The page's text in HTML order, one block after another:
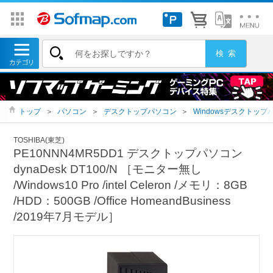
トップ ＞ パソコン ＞ デスクトップパソコン ＞ Windowsデスクトップ
TOSHIBA(東芝)
PE10NNN4MR5DD1 デスクトップパソコン
dynaDesk DT100/N ［モニター無し
/Windows10 Pro /intel Celeron /メモリ：8GB
/HDD：500GB /Office HomeandBusiness
/2019年7月モデル］